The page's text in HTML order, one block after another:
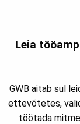
Leia
GWB aitab sul
ettevõtetes,
töötada